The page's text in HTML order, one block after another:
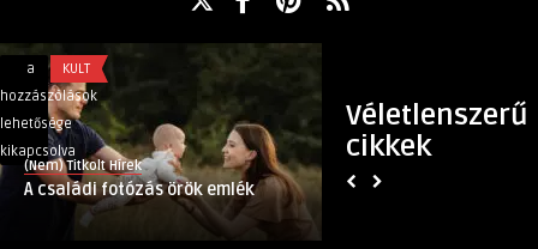
Véletlenszerű
cikkek
családi
fotózás
örök
emlék
bejegyzéshez
a
hozzászólások
lehetősége
kikapcsolva
KULT
(Nem) Titkolt Hírek
A családi fotózás örök emlék
szerepe:
biztonság
lehetősége
kikapcsolva